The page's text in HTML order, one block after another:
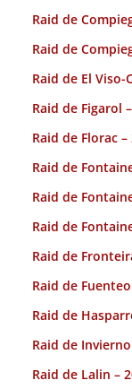
Raid de
Raid de
Raid de El Viso-
Raid de Figarol
Raid de Florac –
Raid de
Raid de
Raid de
Raid de
Raid de
Raid de
Raid de
Raid de Lalin –